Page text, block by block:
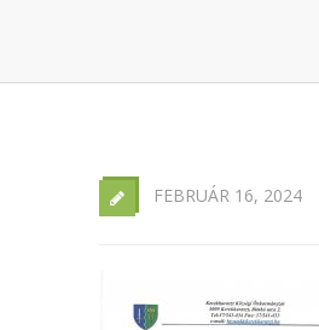
FEBRUÁR 16, 2024